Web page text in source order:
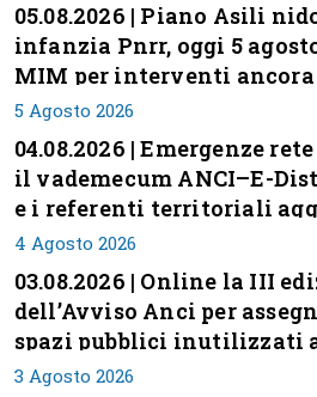
05.08.2026 | Piano Asili
infanzia Pnrr, oggi 5
MIM per interventi
conclusi
5 Agosto 2026
04.08.2026 | Emergenze
il vademecum ANCI–E-
e i referenti territoriali
4 Agosto 2026
03.08.2026 | Online la III
dell’Avviso Anci per
spazi pubblici inutilizzati
35
3 Agosto 2026